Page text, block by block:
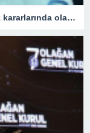
Yeni haftada gözler Fed ve TCMB’nin faiz kararlarında olacak